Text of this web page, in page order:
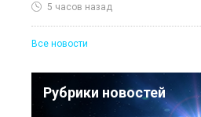
5 часов назад
Все новости
Рубрики новостей